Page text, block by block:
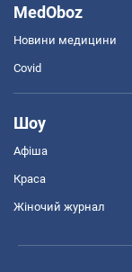
MedOboz
Новини медицини
Covid
Шоу
Афіша
Краса
Жіночий журнал